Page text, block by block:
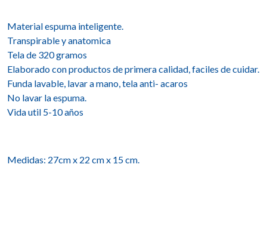
Material espuma inteligente.
Transpirable y anatomica
Tela de 320 gramos
Elaborado con productos de primera calidad, faciles de cuidar.
Funda lavable, lavar a mano, tela anti- acaros
No lavar la espuma.
Vida util 5-10 años
Medidas: 27cm x 22 cm x 15 cm.